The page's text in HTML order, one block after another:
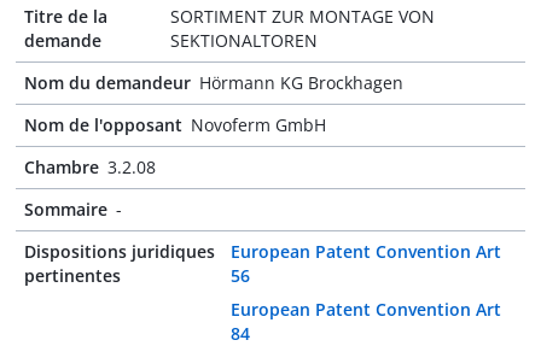
Titre de la
demande
SORTIMENT ZUR MONTAGE VON
SEKTIONALTOREN
Nom du demandeur Hörmann KG Brockhagen
Nom de l'opposant Novoferm GmbH
Chambre 3.2.08
Sommaire -
Dispositions juridiques
pertinentes
European Patent Convention Art
56
European Patent Convention Art
84